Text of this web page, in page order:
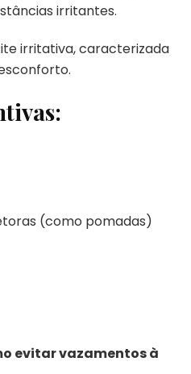
irritantes.
irritativa, caracterizada
(como pomadas)
evitar vazamentos à